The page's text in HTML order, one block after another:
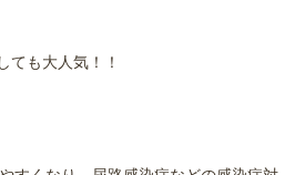
ても大人気！！